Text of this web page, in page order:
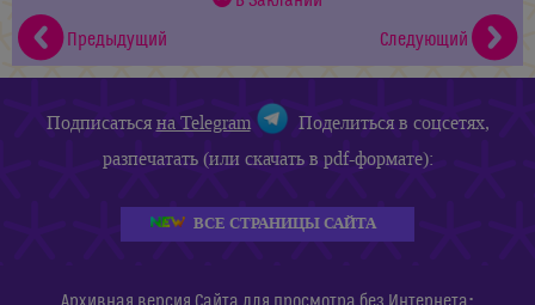
Предыдущий
Следующий
Подписатьсяна Telegram
Поделиться в соцсетях,
разпечатать (или скачать в pdf-формате):
ВСЕ СТРАНИЦЫ САЙТА